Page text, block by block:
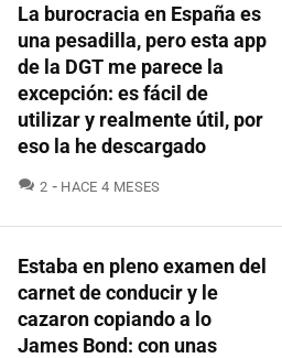
La burocracia en España es
una pesadilla, pero esta app
de la DGT me parece la
excepción: es fácil de
utilizar y realmente útil, por
eso la he descargado
2 COMENTARIOS
HACE 4 MESES
Estaba en pleno examen del
carnet de conducir y le
cazaron copiando a lo
James Bond: con unas